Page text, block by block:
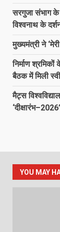
सरगुजा संभाग के
विश्वनाथ के
मुख्यमंत्री ने
निर्माण
बैठक में मिली
मैट्स
YOU MAY